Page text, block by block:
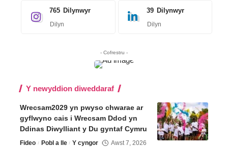
765 Dilynwyr
Dilyn
39 Dilynwyr
Dilyn
- Cofrestru -
Y newyddion diweddaraf
Wrecsam2029 yn pwyso chwarae ar
gyflwyno cais i Wrecsam Ddod yn
Ddinas Diwylliant y Du gyntaf Cymru
Fideo Pobl a lle Y cyngor Awst 7, 2026